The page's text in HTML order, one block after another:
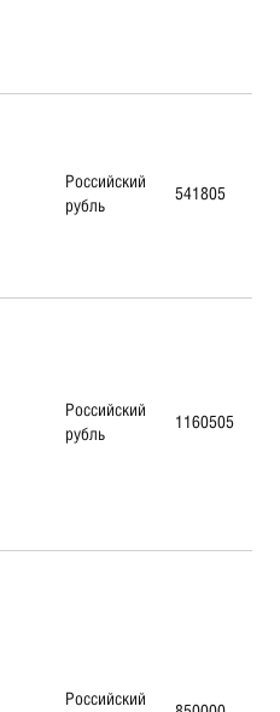
Российский
рубль
541805
Российский
рубль
1160505
Российский